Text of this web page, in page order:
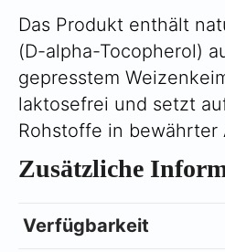
Das Produkt enthält
(D-alpha-Tocopherol)
gepresstem
laktosefrei und setzt
Rohstoffe in bewährter
Zusätzliche
Verfügbarkeit